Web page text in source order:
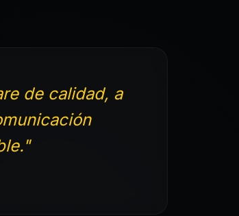
de calidad, a